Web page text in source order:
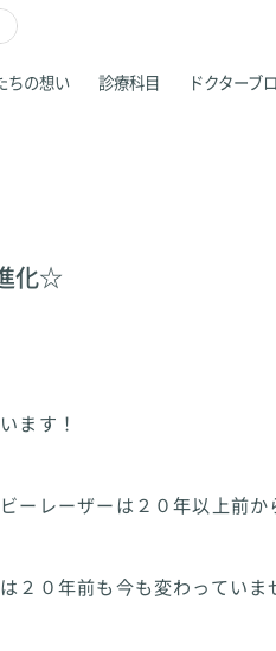
ちの想い 診療科目 ドクターブ
化☆
ます！
ーレーザーは２０年以上前か
２０年前も今も変わっていま